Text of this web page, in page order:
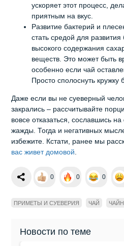
ускоряет этот процесс,
приятным на вкус.
Развитие бактерий и
стать средой для
высокого содержания
веществ. Это может быть
особенно если чай
Просто сполоснуть кружку
Даже если вы не суеверный
закрались – рассчитывайте
вовсе отказаться, сославшись на
жажды. Тогда и негативных
избежите. Кстати, ранее мы
вас живет домовой.
0 0 0
ПРИМЕТЫ И СУЕВЕРИЯ ЧАЙ
Новости по теме